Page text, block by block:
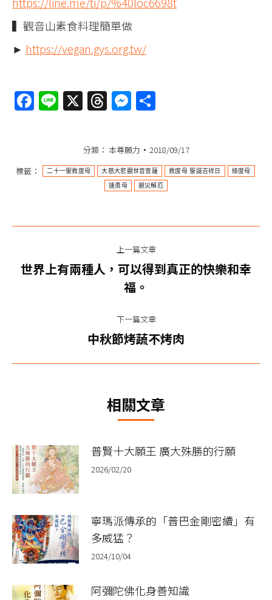
▍觀音山素食料理簡單做
► https://vegan.gys.org.tw/
Facebook
Line
X Threads
Messenger
分類： 本尊願力
2018/09/17
標籤：
二十一聖救度母 大慈大悲觀世音菩薩 救度母 聖誕吉祥日 綠度母
速勇母 避災解厄
章
上一篇文章
上
一
文
章：
世界上有兩種人，可以得到真正的快樂和幸
福。
下一篇文章
下
章：
中秋節烤蔬不烤肉
相關文章
普賢十大願王 廣大殊勝的行願​
2026/02/20
寧瑪派傳承的「普巴金剛密續」有
多威猛？
2024/10/04
阿彌陀佛化身善知識